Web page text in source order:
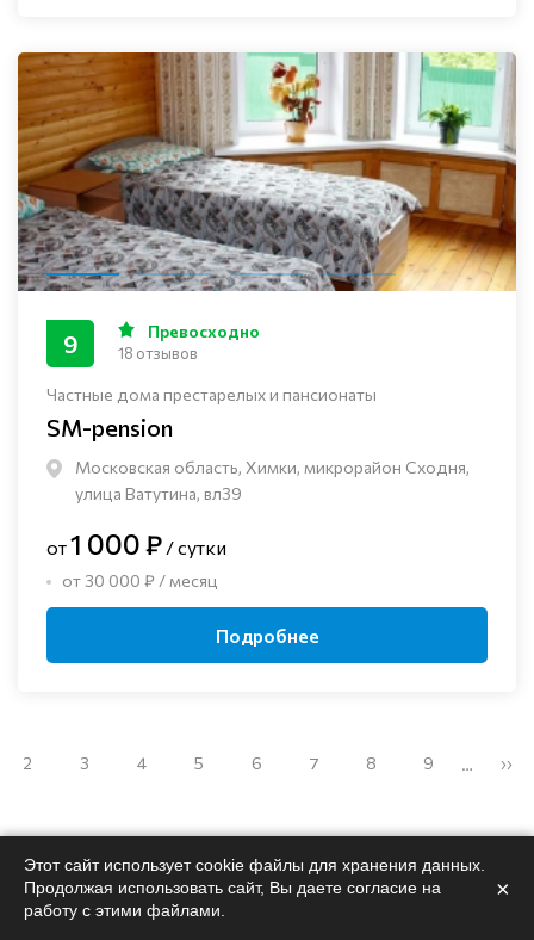
Частные дома престарелых и пансионаты
SM-pension
Московская область, Химки, микрорайон Сходня,
улица Ватутина, вл39
9 Превосходно
18 отзывов
от1 000 ₽ / сутки
от 30 000 ₽ / месяц
Подробнее
2 3 4 5 6 7 8 9 … ››
Поможемподобрать
Этот сайт использует cookie файлы для хранения данных.
Продолжая использовать сайт, Вы даете согласие на
работу с этими файлами.
×